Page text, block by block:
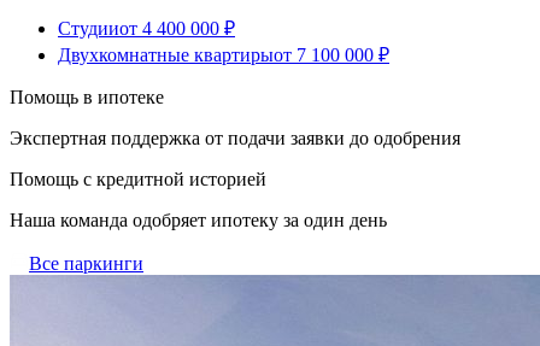
Студииот 4 400 000 ₽
Двухкомнатные квартирыот 7 100 000 ₽
Помощь в ипотеке
Экспертная поддержка от подачи заявки до одобрения
Помощь с кредитной историей
Наша команда одобряет ипотеку за один день
Все паркинги